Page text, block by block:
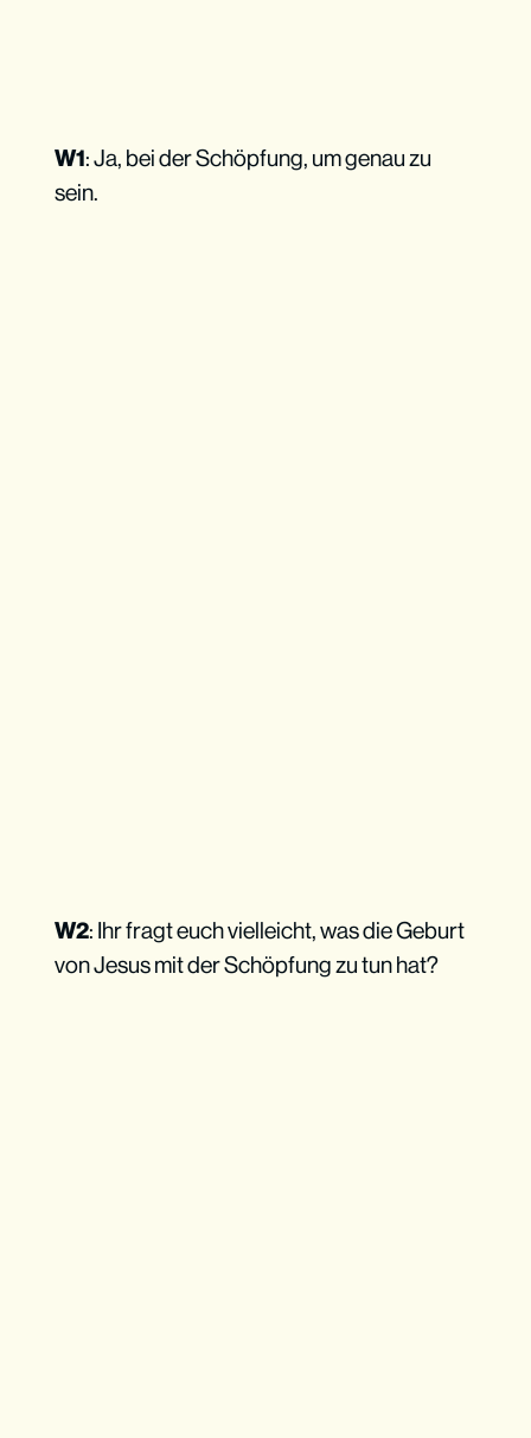
W1: Ja, bei der Schöpfung, um genau zu
sein.
W2: Ihr fragt euch vielleicht, was die Geburt
von Jesus mit der Schöpfung zu tun hat?